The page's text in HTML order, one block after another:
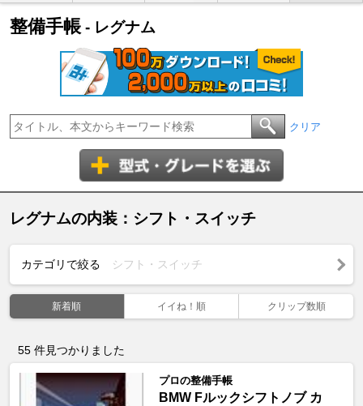
整備手帳 - レグナム
クリア
レグナムの内装：シフト・スイッチ
カテゴリで絞る シフト・スイッチ
新着順 イイね！順 クリップ数順
55 件見つかりました
プロの整備手帳
BMW Fルックシフトノブ カ